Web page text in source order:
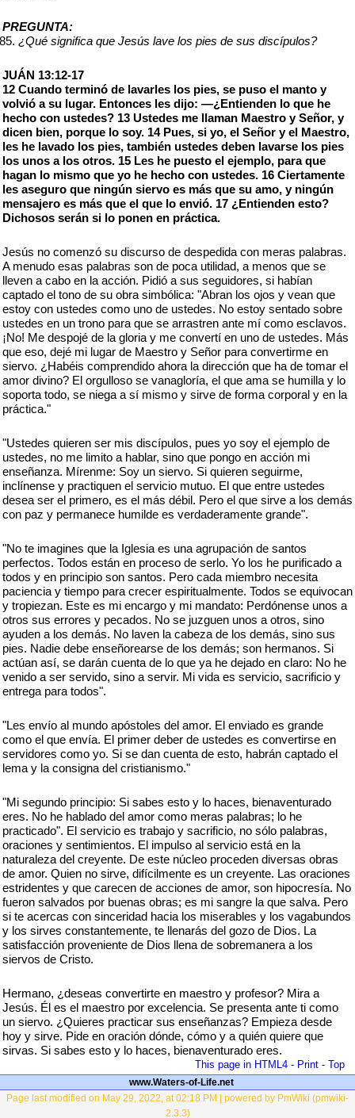
PREGUNTA:
¿Qué significa que Jesús lave los pies de sus discípulos?
JUÁN 13:12-17
12 Cuando terminó de lavarles los pies, se puso el manto y
volvió a su lugar. Entonces les dijo: —¿Entienden lo que he
hecho con ustedes? 13 Ustedes me llaman Maestro y Señor, y
dicen bien, porque lo soy. 14 Pues, si yo, el Señor y el Maestro,
les he lavado los pies, también ustedes deben lavarse los pies
los unos a los otros. 15 Les he puesto el ejemplo, para que
hagan lo mismo que yo he hecho con ustedes. 16 Ciertamente
les aseguro que ningún siervo es más que su amo, y ningún
mensajero es más que el que lo envió. 17 ¿Entienden esto?
Dichosos serán si lo ponen en práctica.
Jesús no comenzó su discurso de despedida con meras palabras.
A menudo esas palabras son de poca utilidad, a menos que se
lleven a cabo en la acción. Pidió a sus seguidores, si habían
captado el tono de su obra simbólica: "Abran los ojos y vean que
estoy con ustedes como uno de ustedes. No estoy sentado sobre
ustedes en un trono para que se arrastren ante mí como esclavos.
¡No! Me despojé de la gloria y me convertí en uno de ustedes. Más
que eso, dejé mi lugar de Maestro y Señor para convertirme en
siervo. ¿Habéis comprendido ahora la dirección que ha de tomar el
amor divino? El orgulloso se vanagloría, el que ama se humilla y lo
soporta todo, se niega a sí mismo y sirve de forma corporal y en la
práctica."
"Ustedes quieren ser mis discípulos, pues yo soy el ejemplo de
ustedes, no me limito a hablar, sino que pongo en acción mi
enseñanza. Mírenme: Soy un siervo. Si quieren seguirme,
inclínense y practiquen el servicio mutuo. El que entre ustedes
desea ser el primero, es el más débil. Pero el que sirve a los demás
con paz y permanece humilde es verdaderamente grande".
"No te imagines que la Iglesia es una agrupación de santos
perfectos. Todos están en proceso de serlo. Yo los he purificado a
todos y en principio son santos. Pero cada miembro necesita
paciencia y tiempo para crecer espiritualmente. Todos se equivocan
y tropiezan. Este es mi encargo y mi mandato: Perdónense unos a
otros sus errores y pecados. No se juzguen unos a otros, sino
ayuden a los demás. No laven la cabeza de los demás, sino sus
pies. Nadie debe enseñorearse de los demás; son hermanos. Si
actúan así, se darán cuenta de lo que ya he dejado en claro: No he
venido a ser servido, sino a servir. Mi vida es servicio, sacrificio y
entrega para todos".
"Les envío al mundo apóstoles del amor. El enviado es grande
como el que envía. El primer deber de ustedes es convertirse en
servidores como yo. Si se dan cuenta de esto, habrán captado el
lema y la consigna del cristianismo."
"Mi segundo principio: Si sabes esto y lo haces, bienaventurado
eres. No he hablado del amor como meras palabras; lo he
practicado". El servicio es trabajo y sacrificio, no sólo palabras,
oraciones y sentimientos. El impulso al servicio está en la
naturaleza del creyente. De este núcleo proceden diversas obras
de amor. Quien no sirve, difícilmente es un creyente. Las oraciones
estridentes y que carecen de acciones de amor, son hipocresía. No
fueron salvados por buenas obras; es mi sangre la que salva. Pero
si te acercas con sinceridad hacia los miserables y los vagabundos
y los sirves constantemente, te llenarás del gozo de Dios. La
satisfacción proveniente de Dios llena de sobremanera a los
siervos de Cristo.
Hermano, ¿deseas convertirte en maestro y profesor? Mira a
Jesús. Él es el maestro por excelencia. Se presenta ante ti como
un siervo. ¿Quieres practicar sus enseñanzas? Empieza desde
hoy y sirve. Pide en oración dónde, cómo y a quién quiere que
sirvas. Si sabes esto y lo haces, bienaventurado eres.
This page in HTML4 - Print - Top
www.Waters-of-Life.net
Page last modified on May 29, 2022, at 02:18 PM | powered by PmWiki (pmwiki-
2.3.3)